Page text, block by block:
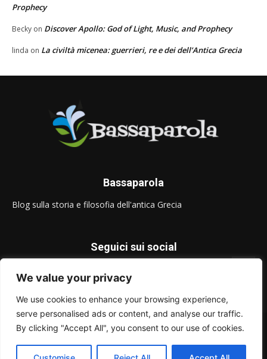
We value your privacy
We use cookies to enhance your browsing experience,
serve personalised ads or content, and analyse our traffic.
By clicking "Accept All", you consent to our use of cookies.
Prophecy
Becky on Discover Apollo: God of Light, Music, and Prophecy
linda on La civiltà micenea: guerrieri, re e dei dell’Antica Grecia
Bassaparola
Blog sulla storia e filosofia dell'antica Grecia
Seguici sui social
© Bassaparola.it 2015-2025
Privacy Policy